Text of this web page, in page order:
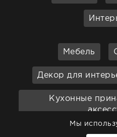
Мебель
Декор для
Кухонные
Ванная
Мы